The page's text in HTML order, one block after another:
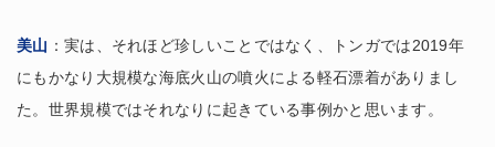
美山 ：実は、それほど珍しいことではなく、トンガでは2019年
にもかなり大規模な海底火山の噴火による軽石漂着がありまし
た。世界規模ではそれなりに起きている事例かと思います。